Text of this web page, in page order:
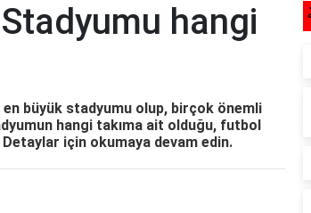
hangi
büyük stadyumu olup, birçok önemli
hangi takıma ait olduğu, futbol
için okumaya devam edin.